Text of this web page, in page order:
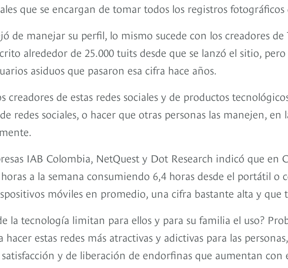
que se encargan de tomar todos los registros fotográficos
de manejar su perfil, lo mismo sucede con los creadores de
alrededor de 25.000 tuits desde que se lanzó el sitio,
asiduos que pasaron esa cifra hace años.
de estas redes sociales y de productos
redes sociales, o hacer que otras personas las manejen, en
IAB Colombia, NetQuest y Dot Research indicó que en
a la semana consumiendo 6,4 horas desde el portátil o
móviles en promedio, una cifra bastante alta y que
la tecnología limitan para ellos y para su familia el uso?
estas redes más atractivas y adictivas para las
y de liberación de endorfinas que aumentan con